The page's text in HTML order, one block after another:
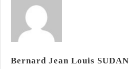
Bernard Jean Louis SUDAN